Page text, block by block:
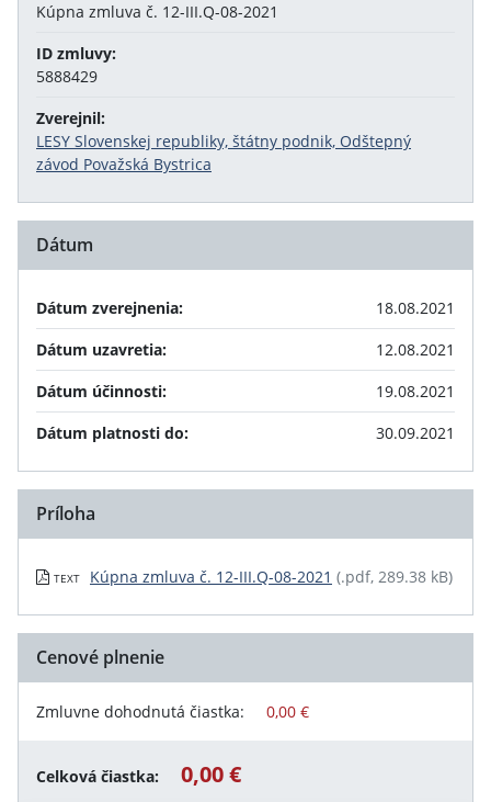
Kúpna zmluva č. 12-III.Q-08-2021
ID zmluvy:
5888429
Zverejnil:
LESY Slovenskej republiky, štátny podnik, Odštepný
závod Považská Bystrica
Dátum
Dátum zverejnenia:
18.08.2021
Dátum uzavretia:
12.08.2021
Dátum účinnosti:
19.08.2021
Dátum platnosti do:
30.09.2021
Príloha
TEXT Kúpna zmluva č. 12-III.Q-08-2021 (.pdf, 289.38 kB)
Cenové plnenie
Zmluvne dohodnutá čiastka: 0,00 €
Celková čiastka: 0,00 €